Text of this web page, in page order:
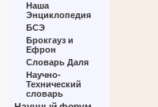
Наша
Энциклопедия
БСЭ
Брокгауз и
Ефрон
Словарь Даля
Научно-
Технический
словарь